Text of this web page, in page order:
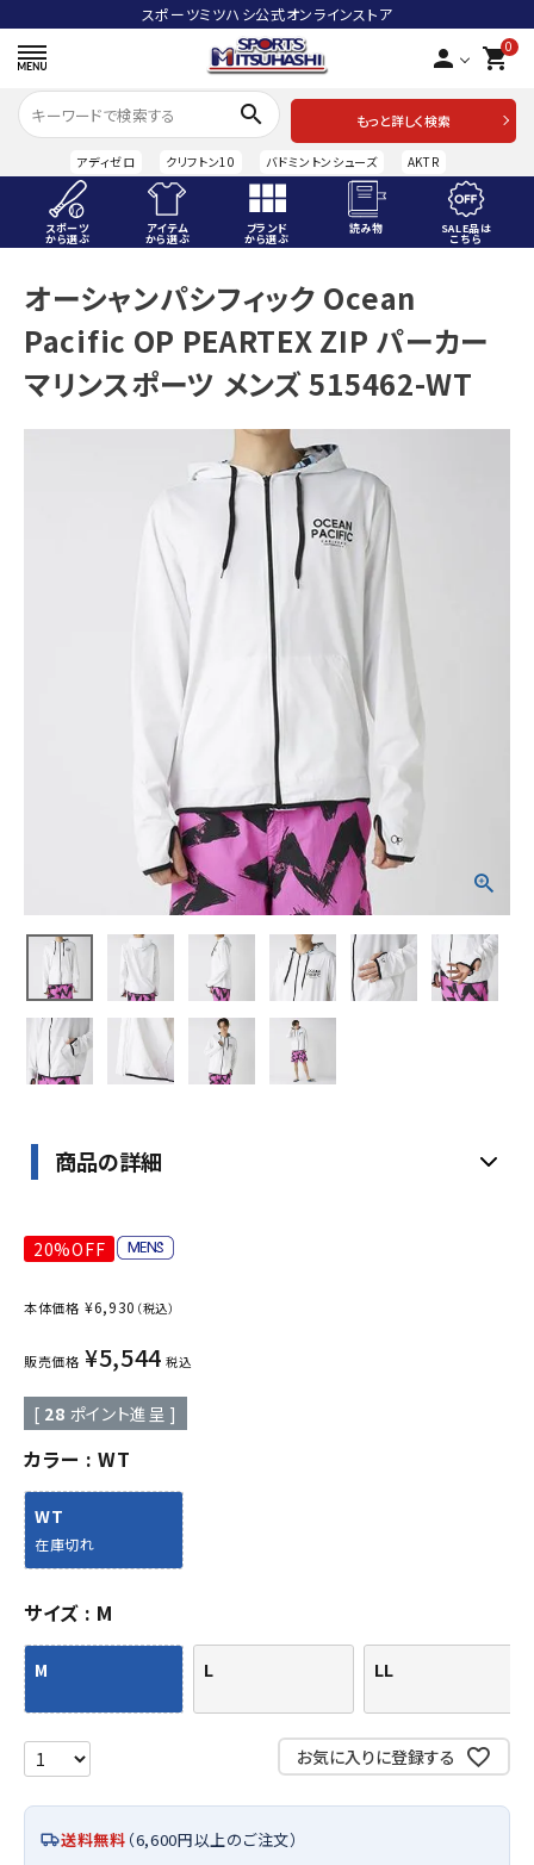
スポーツミツハシ公式オンラインストア
person 0
shopping_cart
search
もっと詳しく検索
アディゼロ クリフトン10 バドミントンシューズ AKTR
スポーツ
から選ぶ
アイテム
から選ぶ
ブランド
から選ぶ
読み物 SALE品は
こちら
ACCOUNT MENU
ようこそ ゲスト 様
meeting_room ログイン person 会員登録
スポーツから選ぶ
プライバシーポリシー
オーシャンパシフィック Ocean
Pacific OP PEARTEX ZIP パーカー
マリンスポーツ メンズ 515462-WT
商品の詳細
20%OFF
本体価格 ¥6,930 （税込）
販売価格 ¥5,544 税込
[ 28 ポイント進呈 ]
カラー WT
WT
在庫切れ
サイズ M
M L LL
お気に入りに登録する
送料無料 （6,600円以上のご注文）